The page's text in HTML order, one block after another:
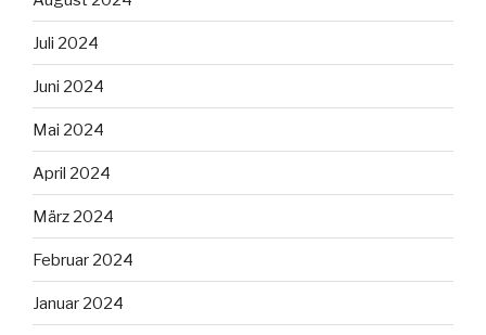
Juli 2024
Juni 2024
Mai 2024
April 2024
März 2024
Februar 2024
Januar 2024